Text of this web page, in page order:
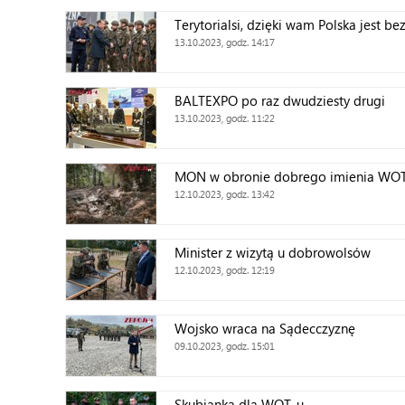
Terytorialsi, dzięki wam Polska jest
13.10.2023, godz. 14:17
BALTEXPO po raz dwudziesty drugi
13.10.2023, godz. 11:22
MON w obronie dobrego imienia
12.10.2023, godz. 13:42
Minister z wizytą u dobrowolsów
12.10.2023, godz. 12:19
Wojsko wraca na Sądecczyznę
09.10.2023, godz. 15:01